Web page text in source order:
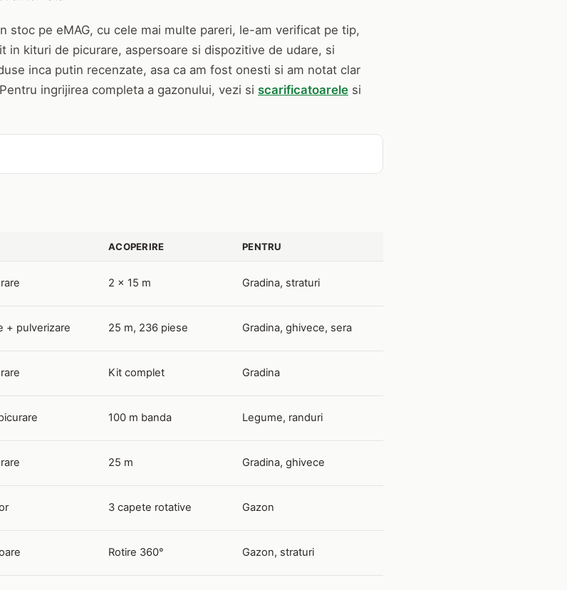
stoc pe eMAG, cu cele mai multe pareri, le-am verificat pe tip,
in kituri de picurare, aspersoare si dispozitive de udare, si
inca putin recenzate, asa ca am fost onesti si am notat clar
ingrijirea completa a gazonului, vezi si scarificatoarele si
ACOPERIRE PENTRU
2 x 15 m Gradina, straturi
+ pulverizare 25 m, 236 piese Gradina, ghivece, sera
Kit complet Gradina
100 m banda Legume, randuri
25 m Gradina, ghivece
3 capete rotative Gazon
Rotire 360° Gazon, straturi